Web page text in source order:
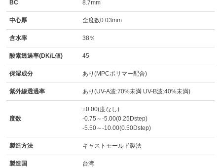
BC 8.7mm
中心厚 全度数0.03mm
含水率 38％
酸素透過率(DK/L値) 45
保湿成分 あり(MPCポリマー配合)
紫外線透過率 あり(UV-A波:70%未満 UV-B波:40%未満)
度数
±0.00(度なし)
-0.75～-5.00(0.25Dstep)
-5.50～-10.00(0.50Dstep)
製造方法 キャストモールド製法
製造国 台湾